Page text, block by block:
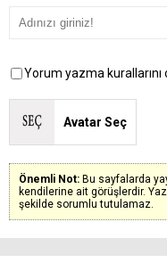
Yorum yazma
Avatar Seç
Önemli Not: Bu sayfalarda
kendilerine ait görüşlerdir.
şekilde sorumlu tutulamaz.